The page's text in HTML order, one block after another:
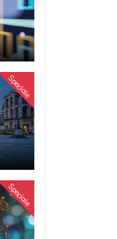
Speciale
Speciale